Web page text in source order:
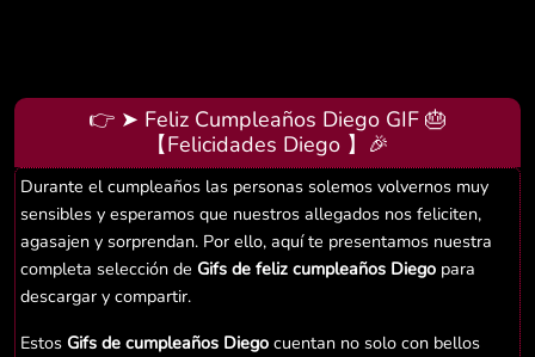
👉 ➤ Feliz Cumpleaños Diego GIF 🎂
【Felicidades Diego 】🎉
Durante el cumpleaños las personas solemos volvernos muy
sensibles y esperamos que nuestros allegados nos feliciten,
agasajen y sorprendan. Por ello, aquí te presentamos nuestra
completa selección de Gifs de feliz cumpleaños Diego para
descargar y compartir.
Estos Gifs de cumpleaños Diego cuentan no solo con bellos